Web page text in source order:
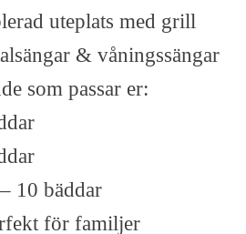
uteplats med grill
& våningssängar
som passar er:
10 bäddar
för familjer